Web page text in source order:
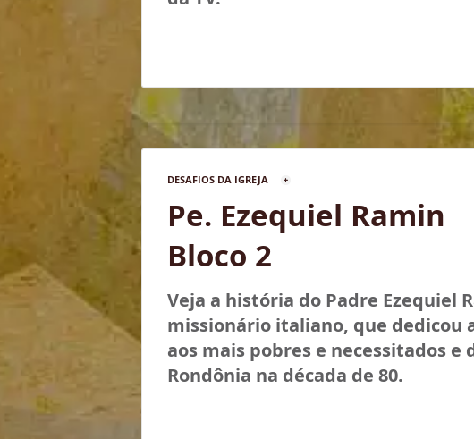
DESAFIOS DA IGREJA
Pe. Ezequiel Ramin
Bloco 2
Veja a história do Padre Ezequiel
missionário italiano, que dedicou
aos mais pobres e necessitados e
Rondônia na década de 80.